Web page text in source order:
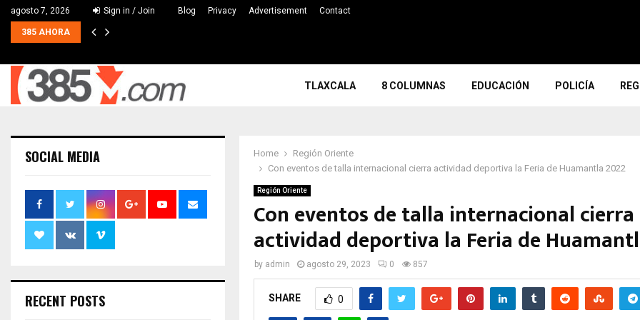
agosto 7, 2026 Sign in / Join Blog Privacy Advertisement Contact
385 AHORA
TLAXCALA 8 COLUMNAS EDUCACIÓN POLICÍA
Home
Región Oriente
Con eventos de talla internacional cierra actividad deportiva la Feria de Huamantla 2022
Región Oriente
Con eventos de talla internacional cierra
actividad deportiva la Feria de
by admin agosto 29, 2023 0 857
SHARE 0
SOCIAL MEDIA
RECENT POSTS